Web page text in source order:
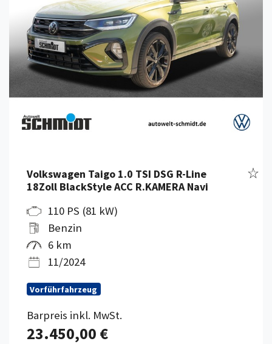
Volkswagen Taigo 1.0 TSI DSG R-Line
18Zoll BlackStyle ACC R.KAMERA Navi
110 PS (81 kW)
Benzin
6 km
11/2024
Vorführfahrzeug
Barpreis inkl. MwSt.
23.450,00 €